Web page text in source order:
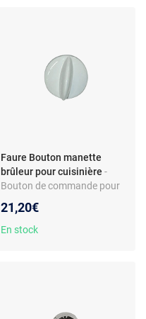
Faure Bouton manette
brûleur pour cuisinière -
Bouton de commande pour
modèles Faure dont
CGL528W - Plastique -
21,20€
En stock